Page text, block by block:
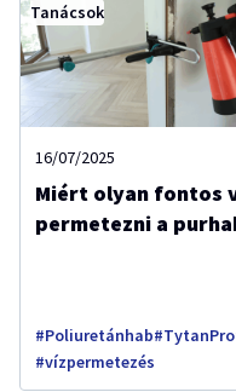
Tanácsok
16/07/2025
Miért olyan fontos
permetezni a
#Poliuretánhab
#vízpermetezés